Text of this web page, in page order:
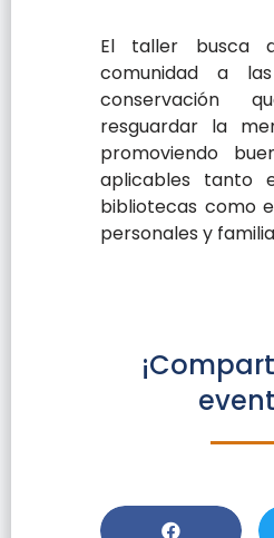
El taller busca
comunidad a
conservación
resguardar la
promoviendo
aplicables tanto
bibliotecas como
personales y